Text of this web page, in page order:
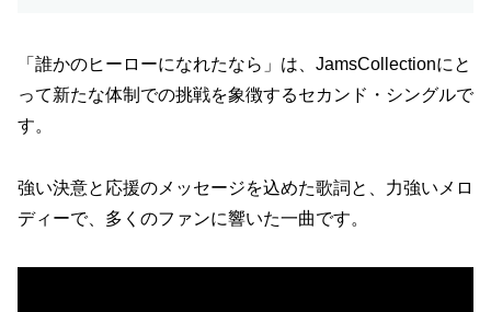
「誰かのヒーローになれたなら」は、JamsCollectionにと
って新たな体制での挑戦を象徴するセカンド・シングルで
す。
強い決意と応援のメッセージを込めた歌詞と、力強いメロ
ディーで、多くのファンに響いた一曲です。